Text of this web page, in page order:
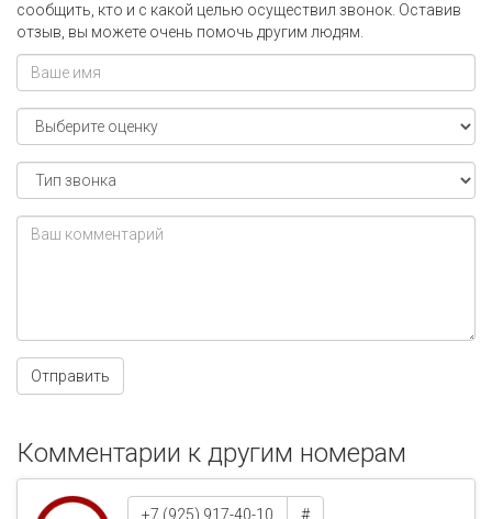
сообщить, кто и с какой целью осуществил звонок. Оставив
отзыв, вы можете очень помочь другим людям.
Отправить
Комментарии к другим номерам
+7 (925) 917-40-10 #